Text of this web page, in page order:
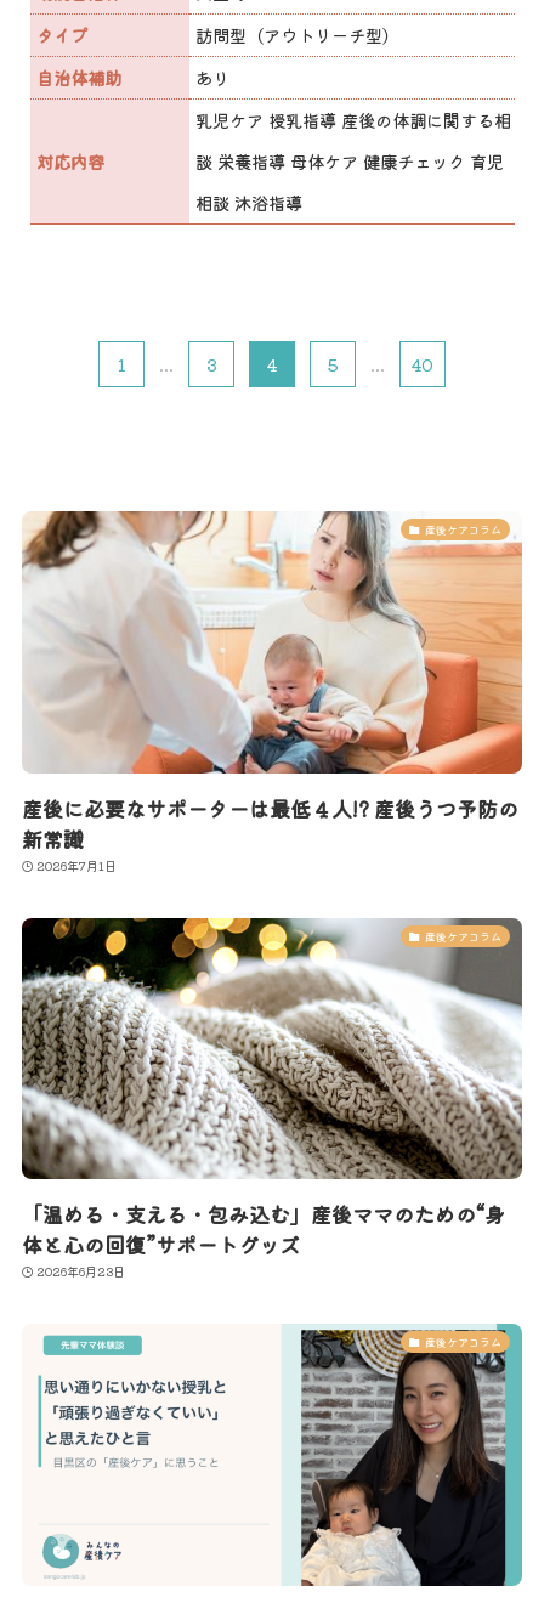
タイプ
訪問型（アウトリーチ型）
自治体補助
あり
対応内容
乳児ケア 授乳指導 産後の体調に関する相
談 栄養指導 母体ケア 健康チェック 育児
相談 沐浴指導
1 3 4 5 40
産後ケアコラム
産後に必要なサポーターは最低４人!? 産後うつ予防の
新常識
2026年7月1日
産後ケアコラム
「温める・支える・包み込む」産後ママのための“身
体と心の回復”サポートグッズ
2026年6月23日
産後ケアコラム